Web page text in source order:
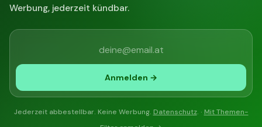
Werbung, jederzeit kündbar.
Anmelden →
Jederzeit abbestellbar. Keine Werbung. Datenschutz. · Mit Themen-